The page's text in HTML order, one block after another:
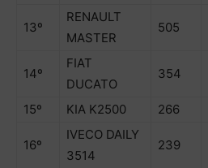
13º
RENAULT
MASTER
505
14º
FIAT
DUCATO
354
15º KIA K2500 266
16º
IVECO DAILY
3514
239